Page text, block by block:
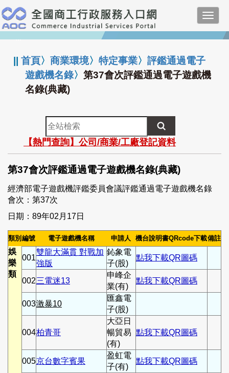
跳
到
主
要
:::
||首頁〉商業環境〉特定事業〉評鑑通過電子
遊戲機名錄〉第37會次評鑑通過電子遊戲機
名錄(典藏)
全
站
檢
索
【熱門查詢】公司/商業/工廠登記資料
第37會次評鑑通過電子遊戲機名錄(典藏)
經濟部電子遊戲機評鑑委員會議評鑑通過電子遊戲機名錄
會次：第37次
日期：89年02月17日
類別 編號 電子遊戲機名稱 申請人 機台說明書QRcode下載備註
娛
樂
類
001
雙龍大滿貫 對戰加
強版
鈊象電
子(股)
點我下載QR圖碼
002三電迷13
申峰企
業(有)
點我下載QR圖碼
003激暴10
匯鑫電
子(股)
004柏青哥
大亞日
暢貿易
(有)
點我下載QR圖碼
005京台數字賓果
盈虹電
子(有)
點我下載QR圖碼